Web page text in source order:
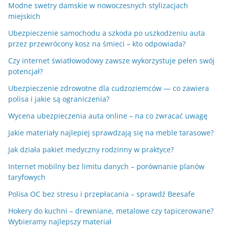
Modne swetry damskie w nowoczesnych stylizacjach
miejskich
Ubezpieczenie samochodu a szkoda po uszkodzeniu auta
przez przewrócony kosz na śmieci – kto odpowiada?
Czy internet światłowodowy zawsze wykorzystuje pełen swój
potencjał?
Ubezpieczenie zdrowotne dla cudzoziemców — co zawiera
polisa i jakie są ograniczenia?
Wycena ubezpieczenia auta online – na co zwracać uwagę
Jakie materiały najlepiej sprawdzają się na meble tarasowe?
Jak działa pakiet medyczny rodzinny w praktyce?
Internet mobilny bez limitu danych – porównanie planów
taryfowych
Polisa OC bez stresu i przepłacania – sprawdź Beesafe
Hokery do kuchni – drewniane, metalowe czy tapicerowane?
Wybieramy najlepszy materiał